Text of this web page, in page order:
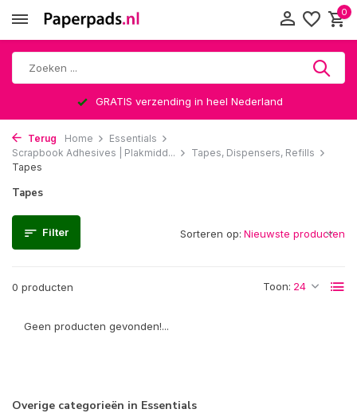
0
GRATIS verzending in heel Nederland
Terug Home
Essentials
Scrapbook Adhesives | Plakmidd...
Tapes, Dispensers, Refills
Tapes
Tapes
Filter
0 producten Toon:
Sorteren op:
Geen producten gevonden!...
Overige categorieën in Essentials